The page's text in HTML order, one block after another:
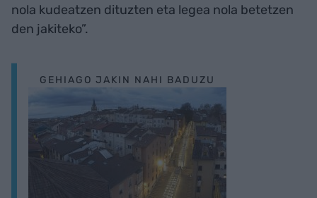
nola kudeatzen dituzten eta legea nola betetzen
den jakiteko”.
GEHIAGO JAKIN NAHI BADUZU